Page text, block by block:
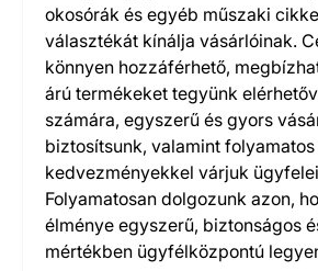
okosórák és egyéb műszaki
választékát kínálja vásárlóinak.
könnyen hozzáférhető,
árú termékeket tegyünk
számára, egyszerű és gyors
biztosítsunk, valamint
kedvezményekkel várjuk
Folyamatosan dolgozunk azon,
élménye egyszerű, biztonságos
mértékben ügyfélközpontú